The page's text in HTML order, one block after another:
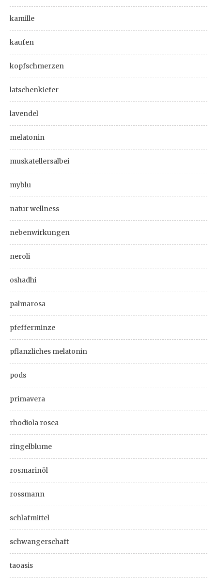
kamille
kaufen
kopfschmerzen
latschenkiefer
lavendel
melatonin
muskatellersalbei
myblu
natur wellness
nebenwirkungen
neroli
oshadhi
palmarosa
pfefferminze
pflanzliches melatonin
pods
primavera
rhodiola rosea
ringelblume
rosmarinöl
rossmann
schlafmittel
schwangerschaft
taoasis